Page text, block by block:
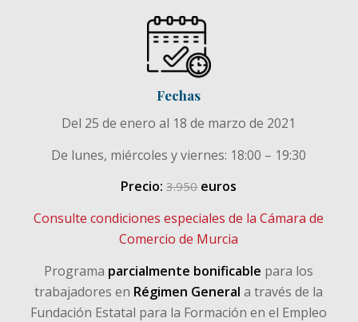
Fechas
Del 25 de enero al 18 de marzo de 2021
De lunes, miércoles y viernes: 18:00 – 19:30
Precio:3.950euros
Consulte condiciones especiales de la Cámara de
Comercio de Murcia
Programa parcialmente bonificable para los
trabajadores en Régimen General a través de la
Fundación Estatal para la Formación en el Empleo